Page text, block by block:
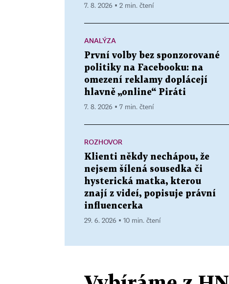
7. 8. 2026 ▪ 2 min. čtení
ANALÝZA
První volby bez sponzorované
politiky na Facebooku: na
omezení reklamy doplácejí
hlavně „online“ Piráti
7. 8. 2026 ▪ 7 min. čtení
ROZHOVOR
Klienti někdy nechápou, že
nejsem šílená sousedka či
hysterická matka, kterou
znají z videí, popisuje právní
influencerka
29. 6. 2026 ▪ 10 min. čtení